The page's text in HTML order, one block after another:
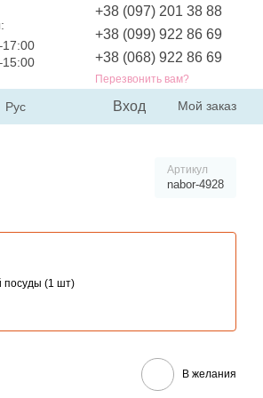
+38 (097) 201 38 88
+38 (099) 922 86 69
+38 (068) 922 86 69
Перезвонить вам?
Рус Вход Мой заказ
Артикул
nabor-4928
посуды (1 шт)
В желания